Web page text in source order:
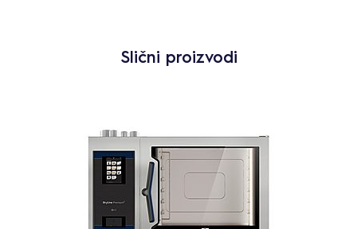
Slični proizvodi